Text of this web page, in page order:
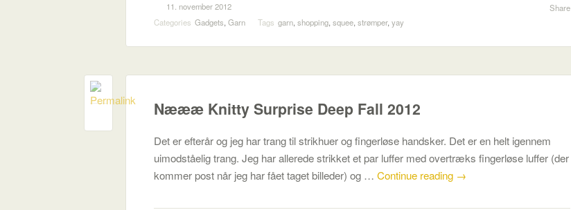
Share
11. november 2012
Categories Gadgets, Garn Tags garn, shopping, squee, strømper, yay
Næææ Knitty Surprise Deep Fall 2012
Det er efterår og jeg har trang til strikhuer og fingerløse handsker. Det er en helt igennem
uimodståelig trang. Jeg har allerede strikket et par luffer med overtræks fingerløse luffer (der
kommer post når jeg har fået taget billeder) og … Continue reading →